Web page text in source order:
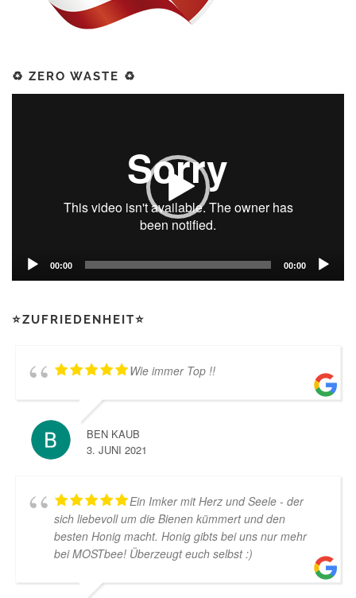
♻️ ZERO WASTE ♻️
00:00 00:00
⭐ZUFRIEDENHEIT⭐
Wie immer Top !!
BEN KAUB
3. JUNI 2021
Ein Imker mit Herz und Seele - der
sich liebevoll um die Bienen kümmert und den
besten Honig macht. Honig gibts bei uns nur mehr
bei MOSTbee! Überzeugt euch selbst :)